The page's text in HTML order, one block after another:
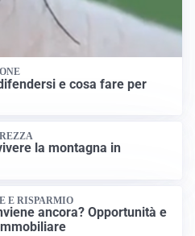
e cosa fare per
la montagna in
E RISPARMIO
ancora? Opportunità e